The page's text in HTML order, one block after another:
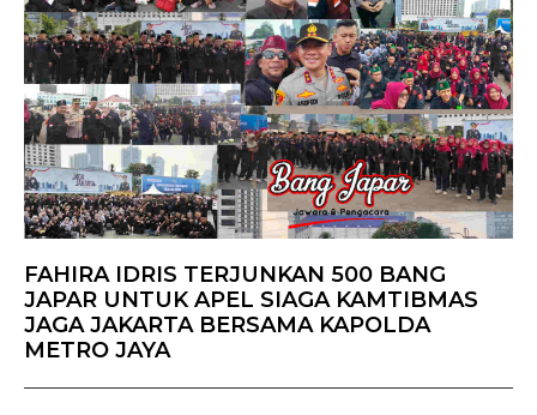
FAHIRA IDRIS TERJUNKAN 500 BANG
JAPAR UNTUK APEL SIAGA KAMTIBMAS
JAGA JAKARTA BERSAMA KAPOLDA
METRO JAYA